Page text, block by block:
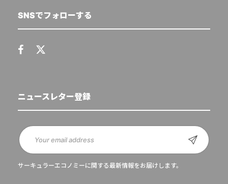
SNSでフォローする
ニュースレター登録
サーキュラーエコノミーに関する最新情報をお届けします。